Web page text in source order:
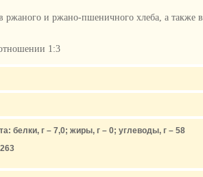
ржаного и ржано-пшеничного хлеба, а также в
1:3
белки, г – 7,0; жиры, г – 0; углеводы, г – 58